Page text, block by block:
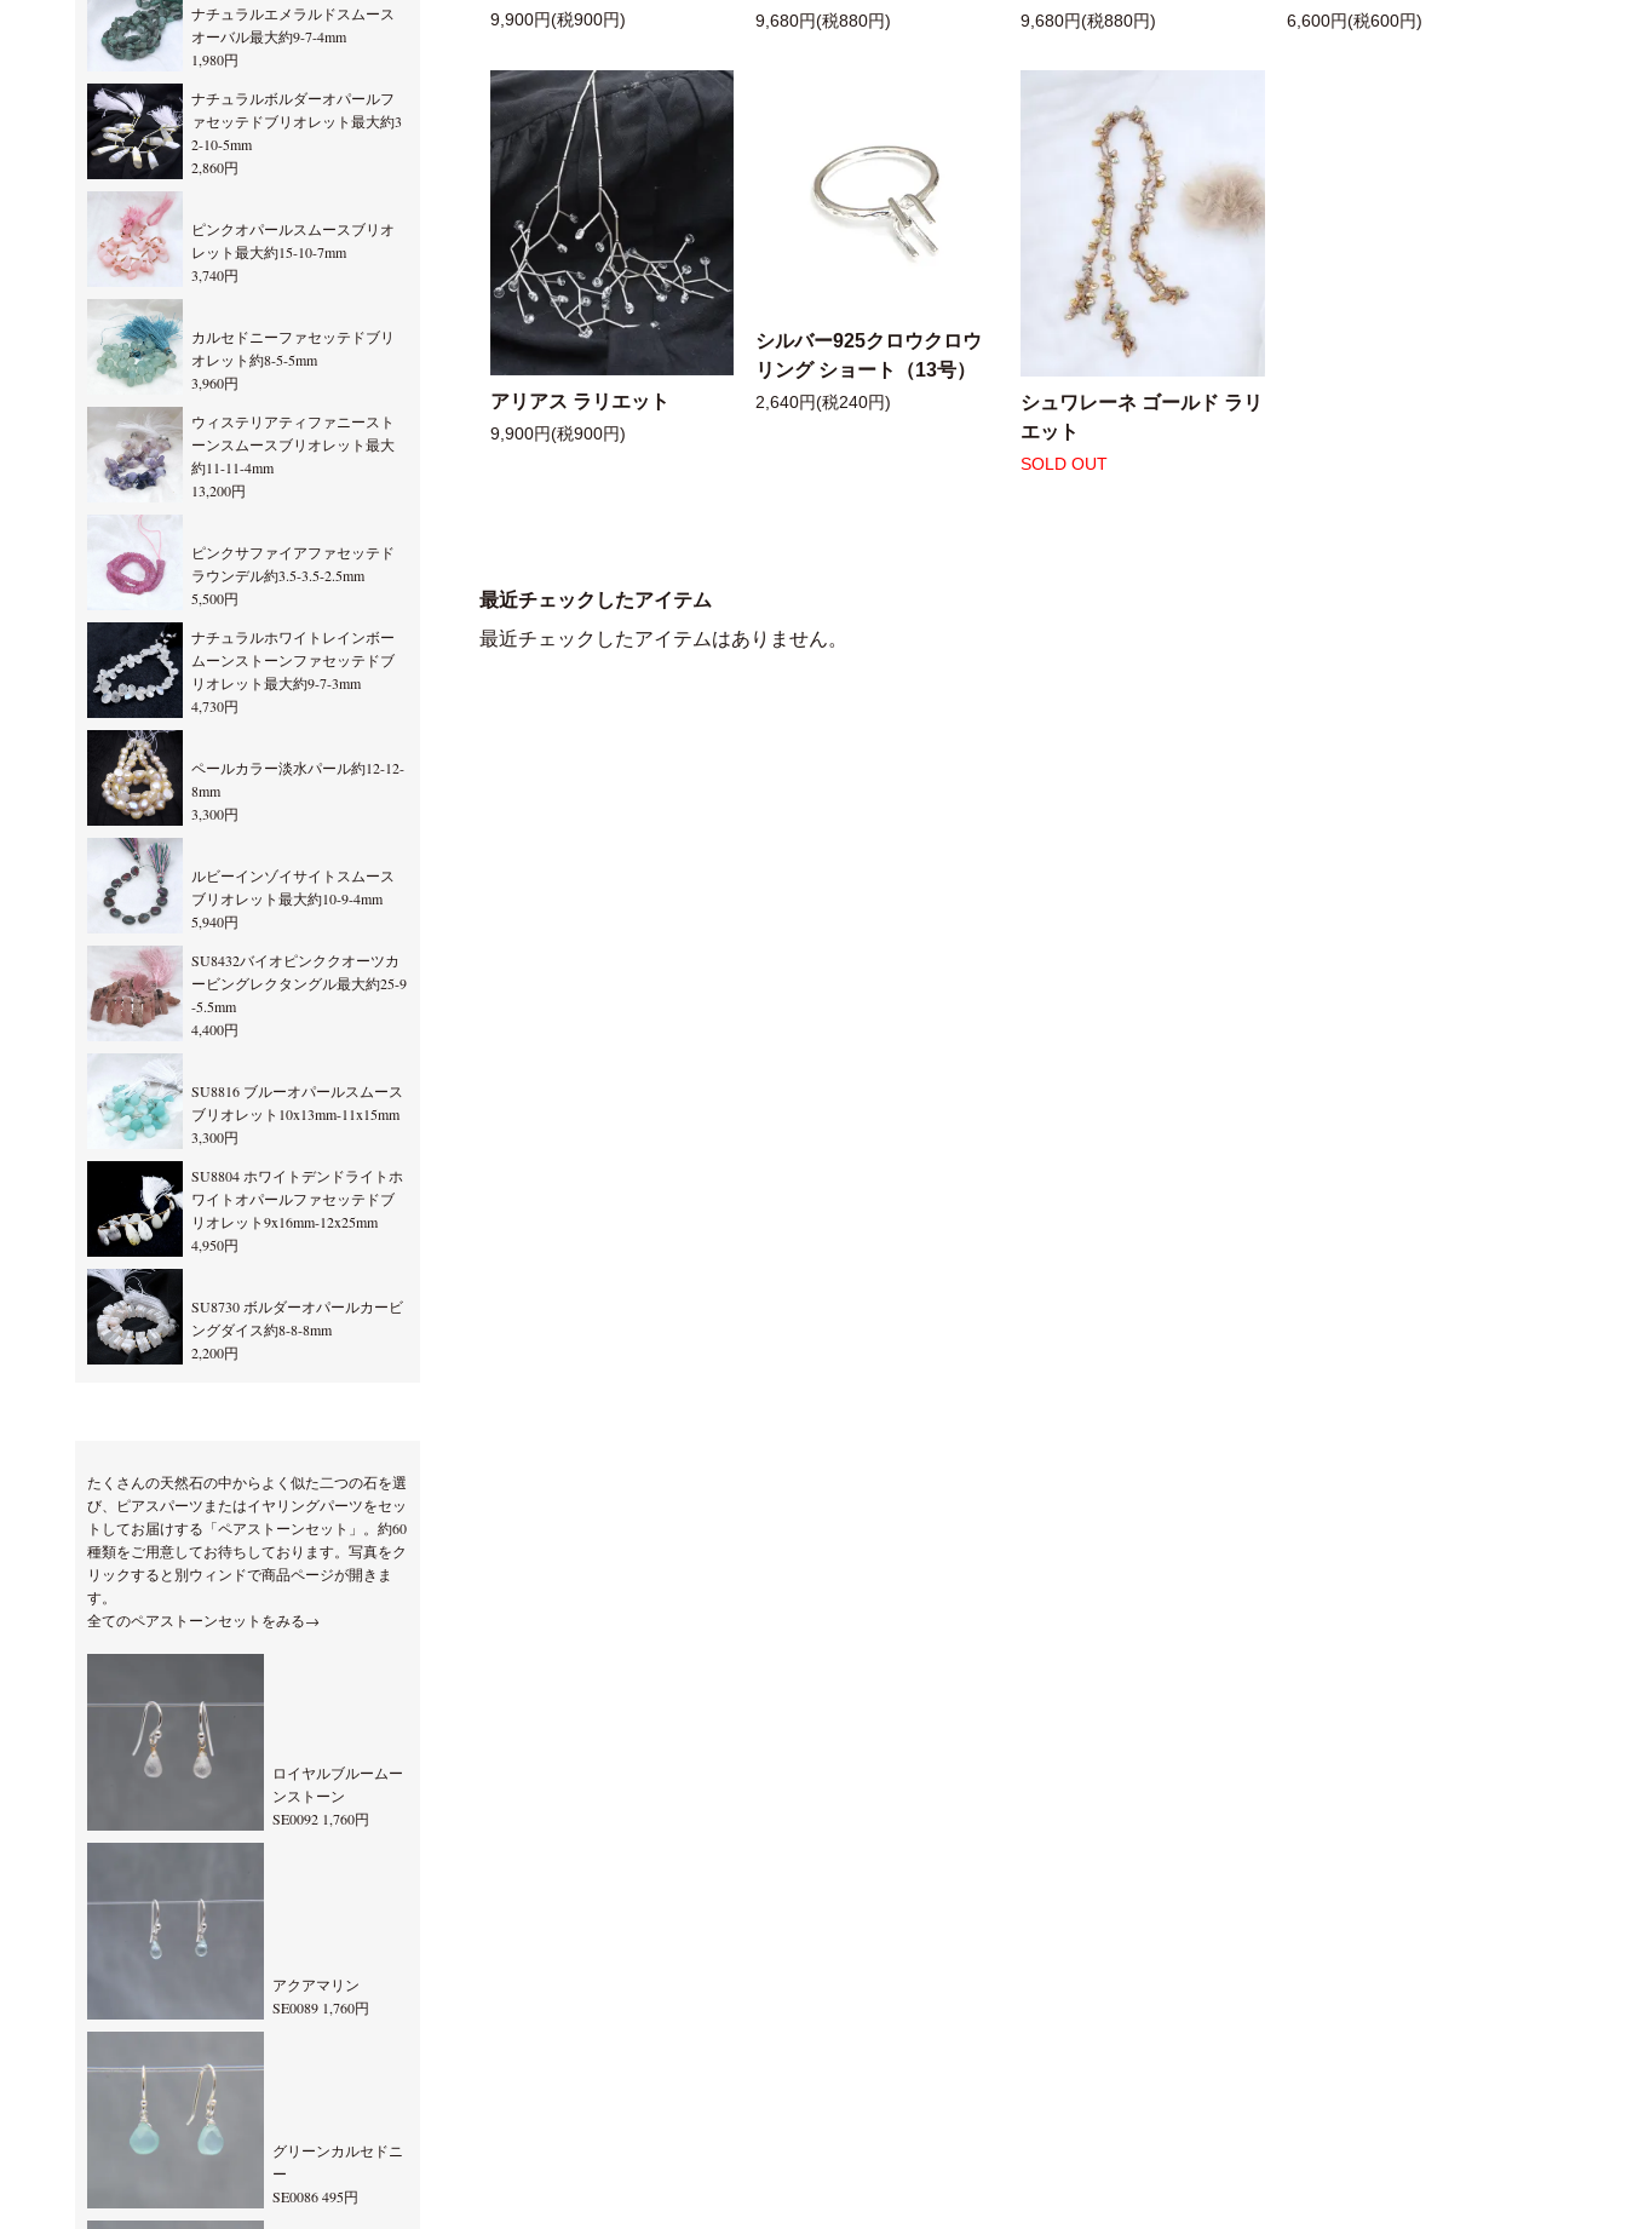
9,900円(税900円) 9,680円(税880円) 9,680円(税880円) 6,600円(税600円)
アリアス ラリエット
9,900円(税900円)
シルバー925クロウクロウ
リング ショート（13号）
2,640円(税240円)
シュワレーネ ゴールド ラリ
エット
SOLD OUT
最近チェックしたアイテム
最近チェックしたアイテムはありません。
ナチュラルエメラルドスムース
オーバル最大約9-7-4mm
1,980円
ナチュラルボルダーオパールフ
ァセッテドブリオレット最大約3
2-10-5mm
2,860円
ピンクオパールスムースブリオ
レット最大約15-10-7mm
3,740円
カルセドニーファセッテドブリ
オレット約8-5-5mm
3,960円
ウィステリアティファニースト
ーンスムースブリオレット最大
約11-11-4mm
13,200円
ピンクサファイアファセッテド
ラウンデル約3.5-3.5-2.5mm
5,500円
ナチュラルホワイトレインボー
ムーンストーンファセッテドブ
リオレット最大約9-7-3mm
4,730円
ペールカラー淡水パール約12-12-
8mm
3,300円
ルビーインゾイサイトスムース
ブリオレット最大約10-9-4mm
5,940円
SU8432バイオピンククオーツカ
ービングレクタングル最大約25-9
-5.5mm
4,400円
SU8816 ブルーオパールスムース
ブリオレット10x13mm-11x15mm
3,300円
SU8804 ホワイトデンドライトホ
ワイトオパールファセッテドブ
リオレット9x16mm-12x25mm
4,950円
SU8730 ボルダーオパールカービ
ングダイス約8-8-8mm
2,200円
たくさんの天然石の中からよく似た二つの石を選
び、ピアスパーツまたはイヤリングパーツをセッ
トしてお届けする「ペアストーンセット」。約60
種類をご用意してお待ちしております。写真をク
リックすると別ウィンドで商品ページが開きま
す。
全てのペアストーンセットをみる→
ロイヤルブルームー
ンストーン
SE0092 1,760円
アクアマリン
SE0089 1,760円
グリーンカルセドニ
ー
SE0086 495円